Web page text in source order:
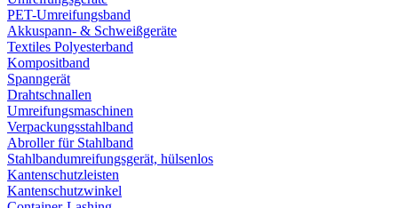
PET-Umreifungsband
Akkuspann- & Schweißgeräte
Textiles Polyesterband
Kompositband
Spanngerät
Drahtschnallen
Umreifungsmaschinen
Verpackungsstahlband
Abroller für Stahlband
Stahlbandumreifungsgerät, hülsenlos
Kantenschutzleisten
Kantenschutzwinkel